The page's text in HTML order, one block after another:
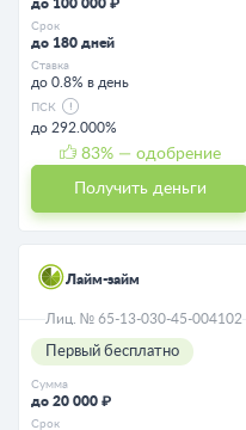
до 100 000 ₽
Срок
до 180 дней
Ставка
до 0.8% в день
ПСК
до 292.000%
83% — одобрение
Получить деньги
Лайм-займ
Лиц. № 65-13-030-45-004102
Первый бесплатно
Сумма
до 20 000 ₽
Срок